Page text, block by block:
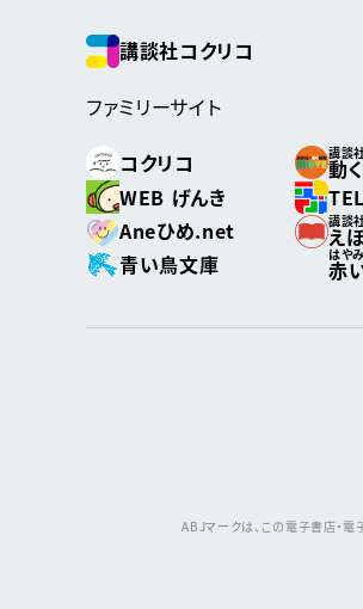
講談社コクリコ
ファミリーサイト
コクリコ
講談
動
WEB げんき
Aneひめ.net
講談
え
青い鳥文庫
はや
赤
ABJマークは、この電子書店・